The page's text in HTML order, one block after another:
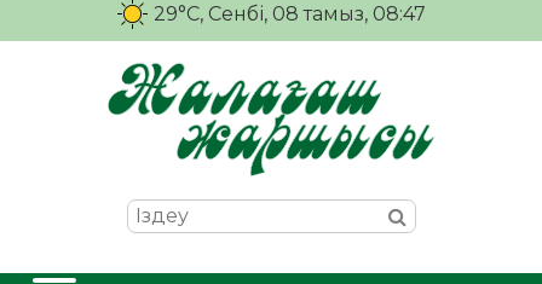
29°C, Сенбі, 08 тамыз, 08:47